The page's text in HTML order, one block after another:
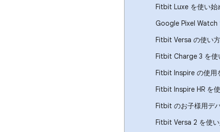
Fitbit Luxe を使い始
Google Pixel Watch
Fitbit Versa の使い方
Fitbit Charge 3 を使
Fitbit Inspire の使用
Fitbit Inspire HR を
Fitbit のお子様用デ
Fitbit Versa 2 を使